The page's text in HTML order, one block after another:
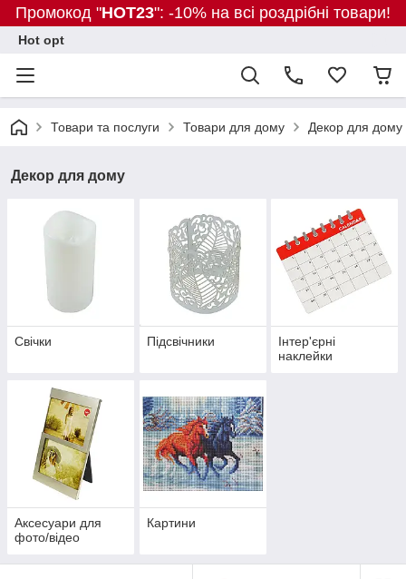
Промокод "HOT23": -10% на всі роздрібні товари!
Hot opt
Товари та послуги Товари для дому Декор для дому
Декор для дому
Свічки Підсвічники
Інтер'єрні
наклейки
Аксесуари для
фото/відео
Картини